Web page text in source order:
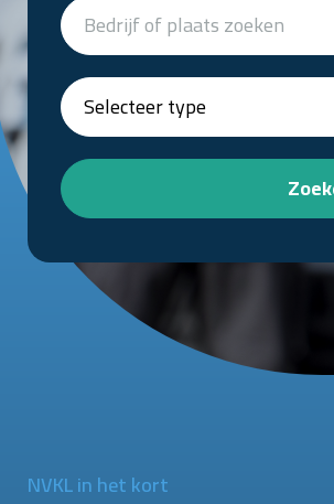
NVKL in het kort